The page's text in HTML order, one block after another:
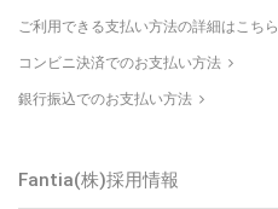
ご利用できる支払い方法の詳細はこちら
コンビニ決済でのお支払い方法
銀行振込でのお支払い方法
Fantia(株)採用情報